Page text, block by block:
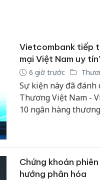
Vietcombank tiếp
mại Việt Nam uy tín’
6 giờ trước
Sự kiện này đã đánh
Thương Việt Nam -
10 ngân hàng
Chứng khoán
hướng phân hóa